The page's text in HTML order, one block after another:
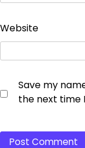
Website
Save my
the next time